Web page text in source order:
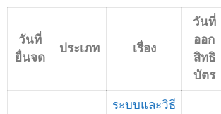
วันที่
ยื่นจด
ประเภท เรื่อง
วันที่
ออก
สิทธิ
บัตร
ระบบและวิธี